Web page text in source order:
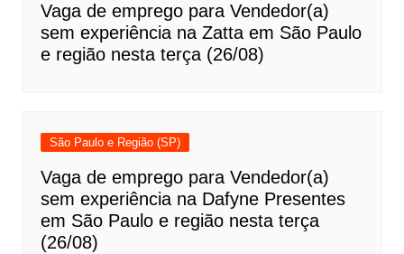
Vaga de emprego para Vendedor(a)
sem experiência na Zatta em São Paulo
e região nesta terça (26/08)
São Paulo e Região (SP)
Vaga de emprego para Vendedor(a)
sem experiência na Dafyne Presentes
em São Paulo e região nesta terça
(26/08)